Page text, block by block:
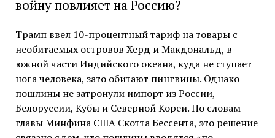
войну повлияет на Россию?
Трамп ввел 10-процентный тариф на товары с
необитаемых островов Херд и Макдональд, в
южной части Индийского океана, куда не ступает
нога человека, зато обитают пингвины. Однако
пошлины не затронули импорт из России,
Белоруссии, Кубы и Северной Кореи. По словам
главы Минфина США Скотта Бессента, это решение